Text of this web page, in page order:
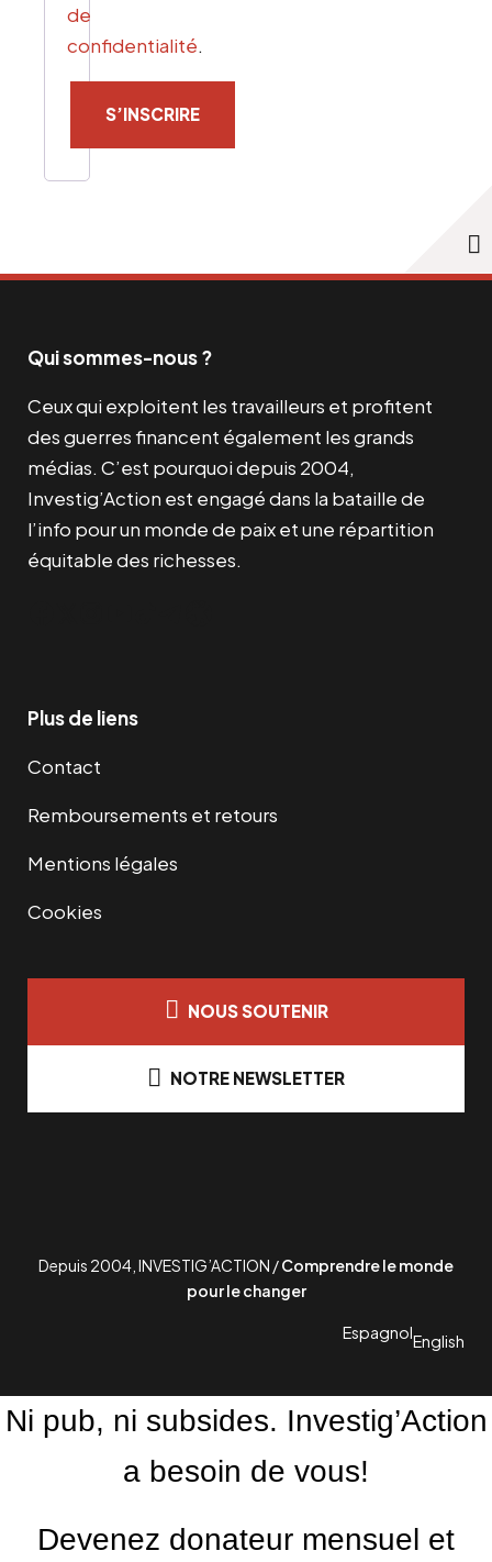
de
confidentialité.
S’INSCRIRE
Qui sommes-nous ?
Ceux qui exploitent les travailleurs et profitent
des guerres financent également les grands
médias. C’est pourquoi depuis 2004,
Investig’Action est engagé dans la bataille de
l’info pour un monde de paix et une répartition
équitable des richesses.
Plus de liens
Contact
Remboursements et retours
Mentions légales
Cookies
NOUS SOUTENIR
NOTRE NEWSLETTER
Depuis 2004, INVESTIG’ACTION /Comprendre le monde
pour le changer
EspagnolEnglish
Ni pub, ni subsides. Investig’Action
a besoin de vous!
Devenez donateur mensuel et